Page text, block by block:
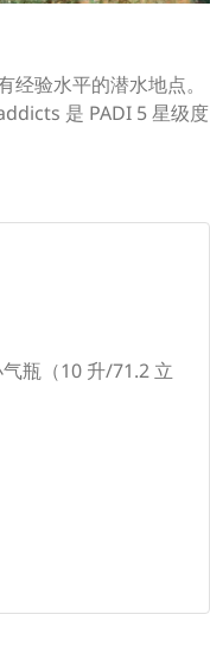
验水平的潜水地点。
是 PADI 5 星级度
瓶（10 升/71.2 立